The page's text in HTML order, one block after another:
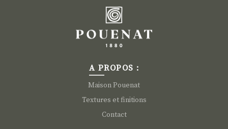
A PROPOS :
Maison Pouenat
Textures et finitions
Contact